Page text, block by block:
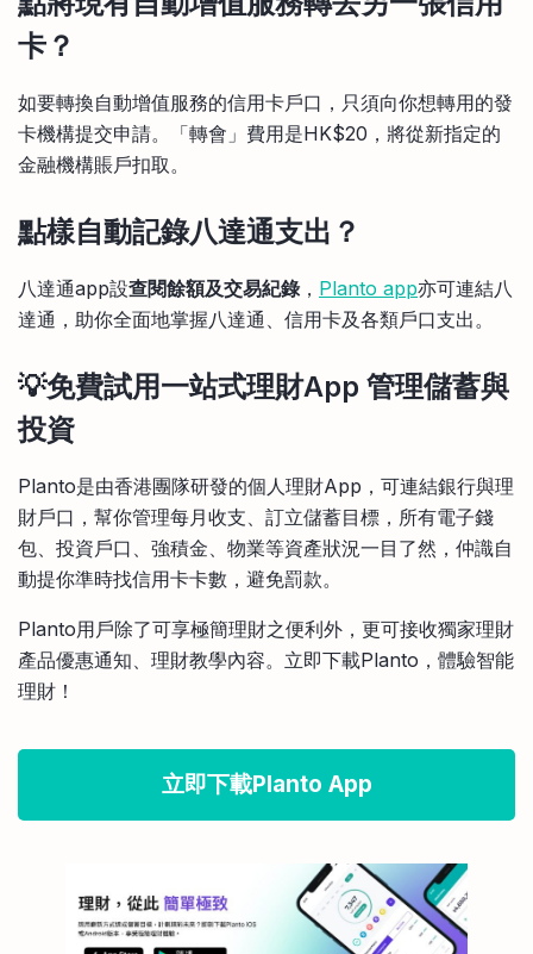
卡？
如要轉換自動增值服務的信用卡戶口，只須向你想轉用的發
卡機構提交申請。「轉會」費用是HK$20，將從新指定的
金融機構賬戶扣取。
點樣自動記錄八達通支出？
八達通app設查閱餘額及交易紀錄， Planto app亦可連結八
達通，助你全面地掌握八達通、信用卡及各類戶口支出。
💡免費試用一站式理財App 管理儲蓄與
投資
Planto是由香港團隊研發的個人理財App，可連結銀行與理
財戶口，幫你管理每月收支、訂立儲蓄目標，所有電子錢
包、投資戶口、強積金、物業等資產狀況一目了然，仲識自
動提你準時找信用卡卡數，避免罰款。
Planto用戶除了可享極簡理財之便利外，更可接收獨家理財
產品優惠通知、理財教學內容。立即下載Planto，體驗智能
理財！
立即下載Planto App